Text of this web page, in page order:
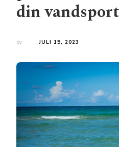
din vandsport
by JULI 15, 2023